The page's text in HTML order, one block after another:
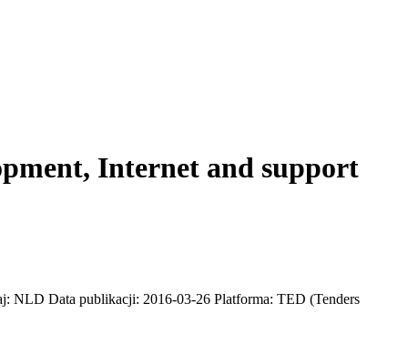
Internet and support
NLD Data publikacji: 2016-03-26 Platforma: TED (Tenders